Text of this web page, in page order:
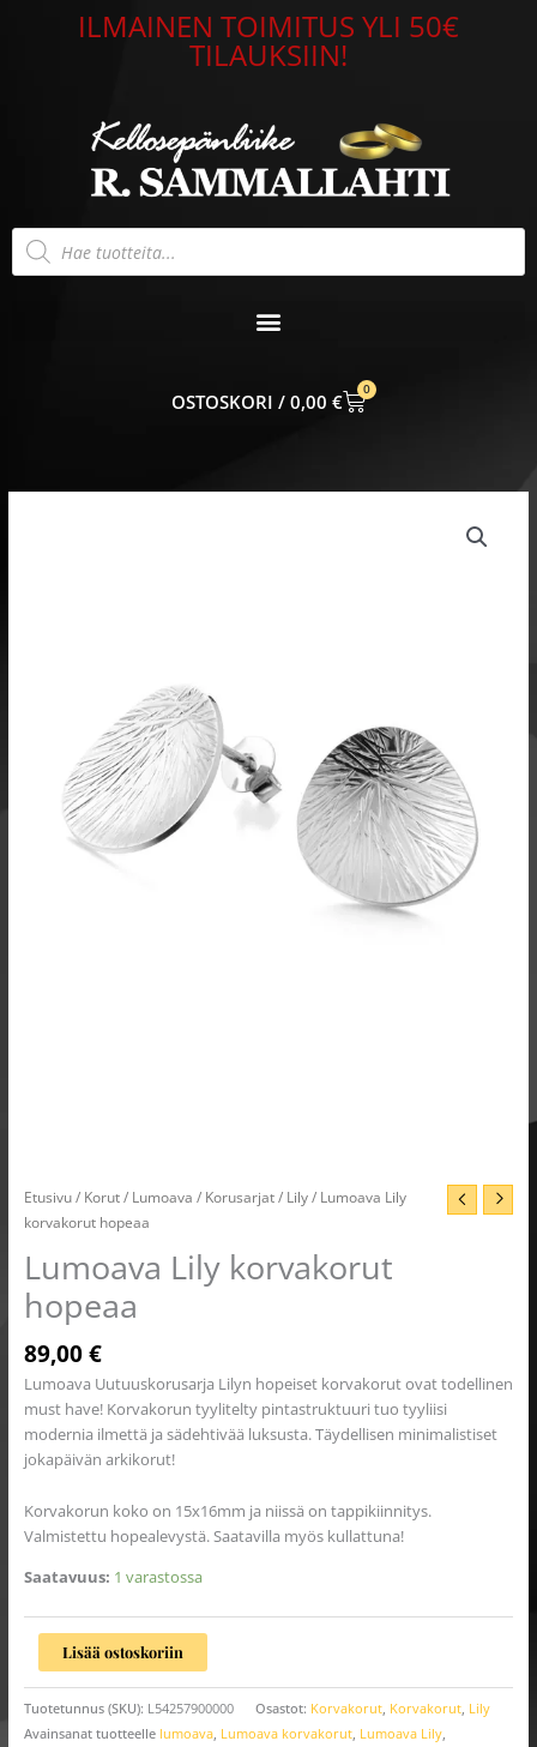
ILMAINEN TOIMITUS YLI 50€
TILAUKSIIN!
Products
search
0,00 €
0
CART
Etusivu/ Korut/ Lumoava / Korusarjat/ Lily/ Lumoava Lily
korvakorut hopeaa
Lumoava Lily korvakorut
hopeaa
89,00€
Lumoava Uutuuskorusarja Lilyn hopeiset korvakorut ovat todellinen
must have! Korvakorun tyylitelty pintastruktuuri tuo tyyliisi
modernia ilmettä ja sädehtivää luksusta. Täydellisen minimalistiset
jokapäivän arkikorut!
Korvakorun koko on 15x16mm ja niissä on tappikiinnitys.
Valmistettu hopealevystä. Saatavilla myös kullattuna!
Saatavuus: 1 varastossa
Lisää ostoskoriin
Tuotetunnus (SKU): L54257900000 Osastot: Korvakorut, Korvakorut, Lily
Avainsanat tuotteelle lumoava, Lumoava korvakorut, Lumoava Lily,